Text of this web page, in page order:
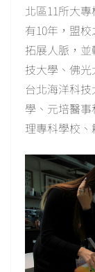
北區11所大
有10年，盟
拓展人脈，
技大學、佛
台北海洋科
學、元培醫
理專科學校